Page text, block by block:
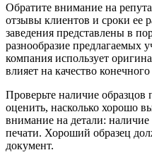
Обратите внимание на
отзывы клиентов и сроки ее
заведения представлены в
разнообразие предлагаемых
компания использует
влияет на качество
Проверьте наличие
оценить, насколько хорошо
внимание на детали: наличие
печати. Хороший образец
документ.